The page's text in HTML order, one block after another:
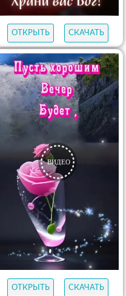
ОТКРЫТЬ СКАЧАТЬ
ОТКРЫТЬ СКАЧАТЬ